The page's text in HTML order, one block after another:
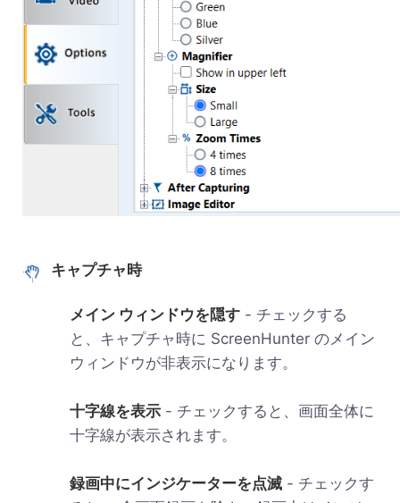
キャプチャ時
メイン ウィンドウを隠す - チェックする
と、キャプチャ時に ScreenHunter のメイン
ウィンドウが非表示になります。
十字線を表示 - チェックすると、画面全体に
十字線が表示されます。
録画中にインジケーターを点滅 - チェックす